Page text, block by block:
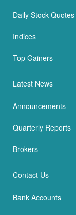
Daily Stock Quotes
Indices
Top Gainers
Latest News
Announcements
Quarterly Reports
Brokers
Contact Us
Bank Accounts